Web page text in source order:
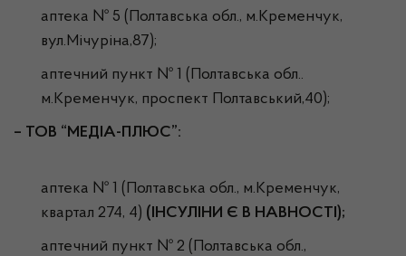
аптека № 5 (Полтавська обл., м.Кременчук,
вул.Мічуріна,87);
аптечний пункт № 1 (Полтавська обл..
м.Кременчук, проспект Полтавський,40);
– ТОВ “МЕДІА-ПЛЮС”:
аптека № 1 (Полтавська обл., м.Кременчук,
квартал 274, 4) (ІНСУЛІНИ Є В НАВНОСТІ);
аптечний пункт № 2 (Полтавська обл.,